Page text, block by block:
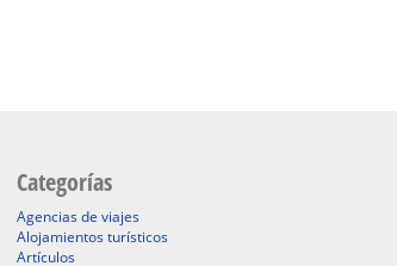
Categorías
Agencias de viajes
Alojamientos turísticos
Artículos